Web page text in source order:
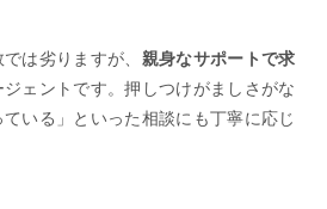
は劣りますが、 親身なサポートで求
ジェントです。押しつけがましさがな
いる」といった相談にも丁寧に応じ